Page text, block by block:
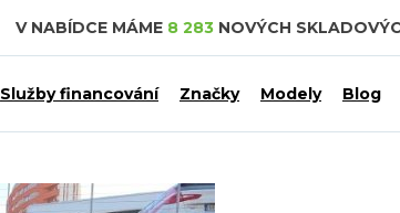
V NABÍDCE MÁME 8 283 NOVÝCH
Služby financování Značky Modely Blog